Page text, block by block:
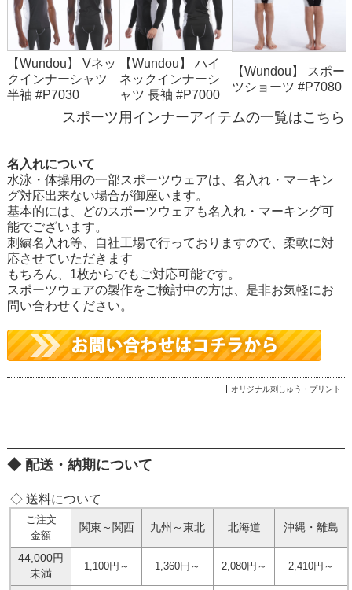
【Wundou】 Vネッ
クインナーシャツ
半袖 #P7030
【Wundou】 ハイ
ネックインナーシ
ャツ 長袖 #P7000
【Wundou】 スポー
ツショーツ #P7080
スポーツ用インナーアイテムの一覧はこちら
名入れについて
水泳・体操用の一部スポーツウェアは、名入れ・マーキン
グ対応出来ない場合が御座います。
基本的には、どのスポーツウェアも名入れ・マーキング可
能でございます。
刺繍名入れ等、自社工場で行っておりますので、柔軟に対
応させていただきます
もちろん、1枚からでもご対応可能です。
スポーツウェアの製作をご検討中の方は、是非お気軽にお
問い合わせください。
オリジナル刺しゅう・プリント
配送・納期について
◇ 送料について
ご注文
金額
関東～関西 九州～東北 北海道 沖縄・離島
44,000円
未満
1,100円～ 1,360円～ 2,080円～ 2,410円～